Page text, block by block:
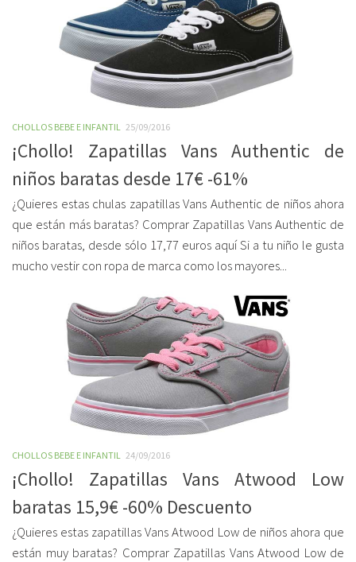
CHOLLOS BEBE E INFANTIL 25/09/2016
¡Chollo! Zapatillas Vans Authentic de
niños baratas desde 17€ -61%
¿Quieres estas chulas zapatillas Vans Authentic de niños ahora
que están más baratas? Comprar Zapatillas Vans Authentic de
niños baratas, desde sólo 17,77 euros aquí Si a tu niño le gusta
mucho vestir con ropa de marca como los mayores...
CHOLLOS BEBE E INFANTIL 24/09/2016
¡Chollo! Zapatillas Vans Atwood Low
baratas 15,9€ -60% Descuento
¿Quieres estas zapatillas Vans Atwood Low de niños ahora que
están muy baratas? Comprar Zapatillas Vans Atwood Low de